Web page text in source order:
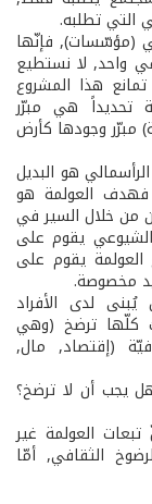
التي تطلبه.
(مؤسّسات), فإنّها
واحد, لا نستطيع
هذا المشروع
تحديداً هي مبرّر
مبرّر وجودها كأرض
هو البديل
فهدف العولمة هو
من خلال السير في
يقوم على
العولمة يقوم على
مخصوصة.
لدى الأفراد
كلّها ترضخ (وهي
(إقتصاد, مال,
يجب أن لا ترضخ؟
العولمة غير
الثقافي, أمّا